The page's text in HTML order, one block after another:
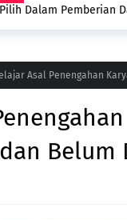
Dalam Pemberian
Asal Penengahan
Belum